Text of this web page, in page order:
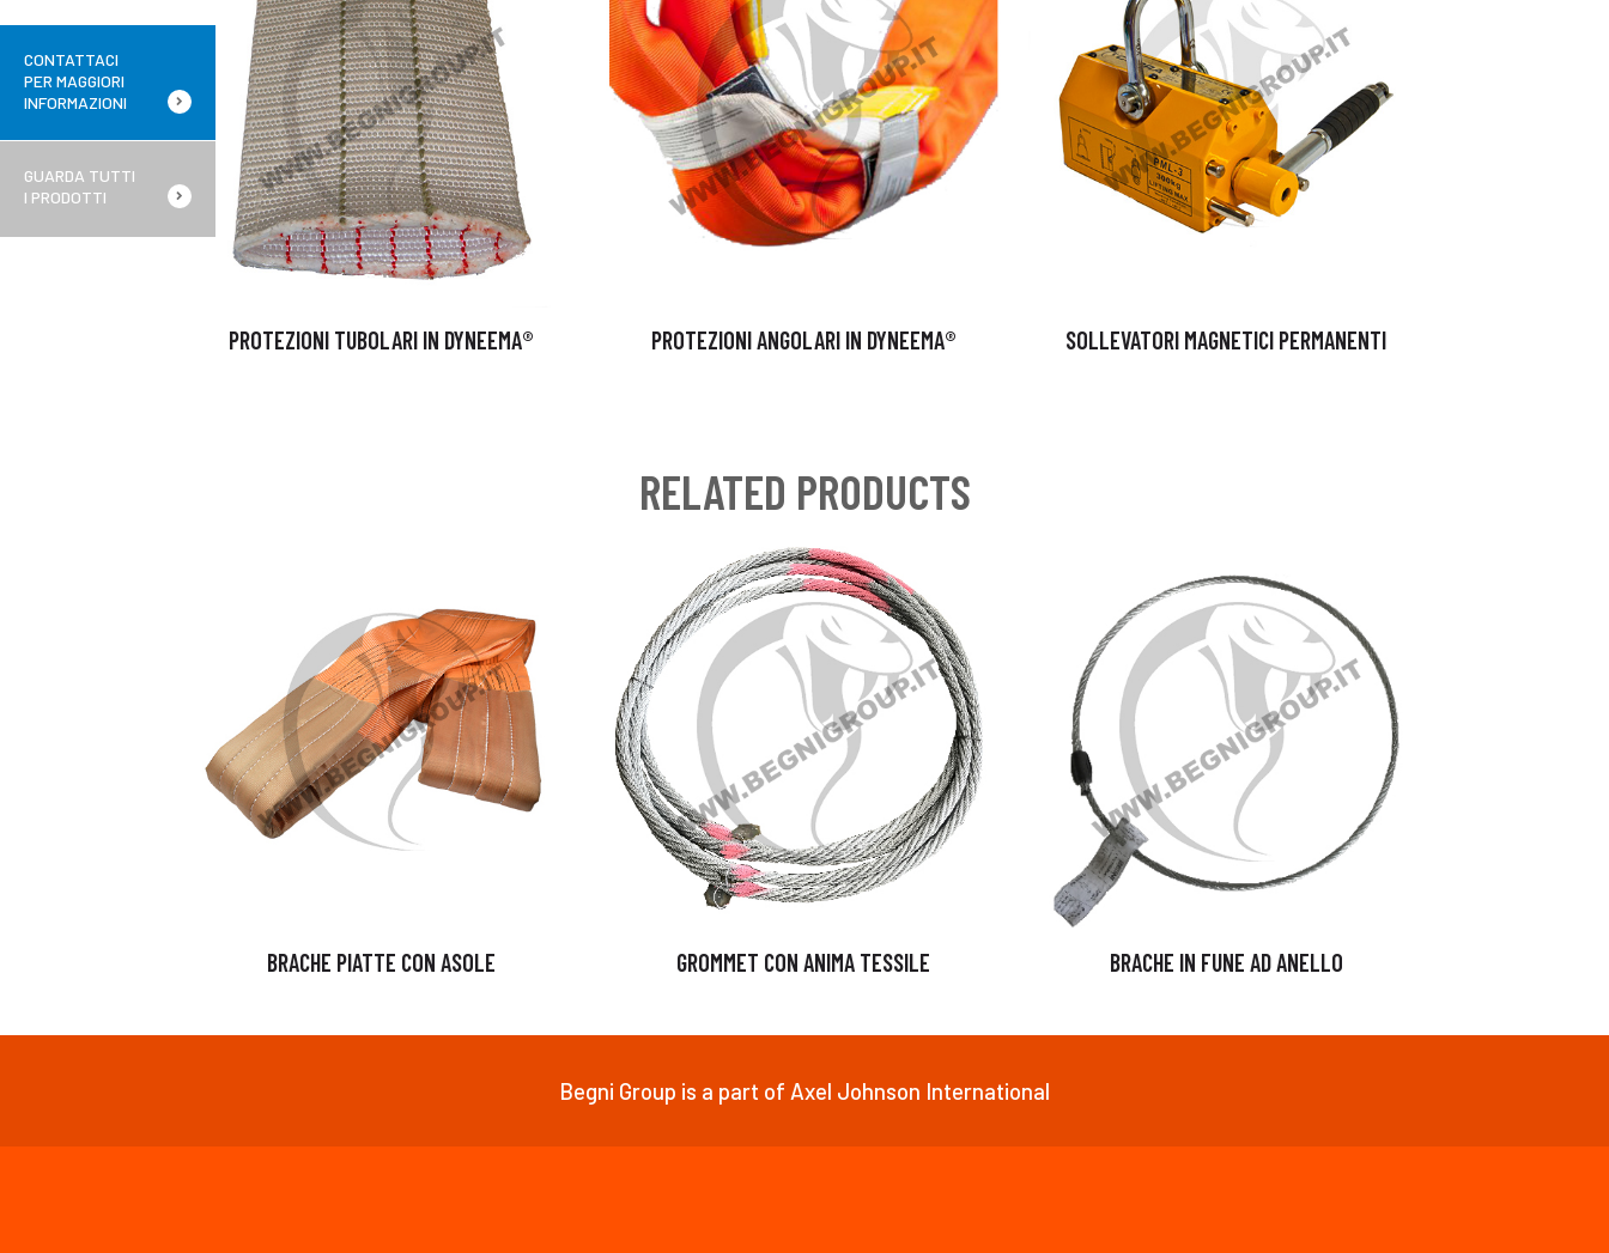
CONTATTACI
PER MAGGIORI
INFORMAZIONI
GUARDA TUTTI
I PRODOTTI
PROTEZIONI TUBOLARI IN DYNEEMA® PROTEZIONI ANGOLARI IN DYNEEMA® SOLLEVATORI MAGNETICI PERMANENTI
RELATED PRODUCTS
BRACHE PIATTE CON ASOLE GROMMET CON ANIMA TESSILE BRACHE IN FUNE AD ANELLO
Begni Group is a part of Axel Johnson International